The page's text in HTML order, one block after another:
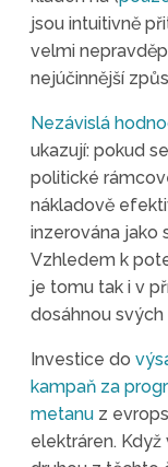
jsou intuitivně
velmi
nejúčinnější
Nezávislá
ukazují: pokud
politické
nákladově
inzerována jako
Vzhledem k
je tomu tak i v
dosáhnou svých
Investice do
kampaň za
metanu z
elektráren.